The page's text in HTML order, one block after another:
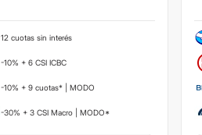
12 cuotas sin interés
-10% + 6 CSI ICBC
-10% + 9 cuotas* | MODO
-30% + 3 CSI Macro | MODO*